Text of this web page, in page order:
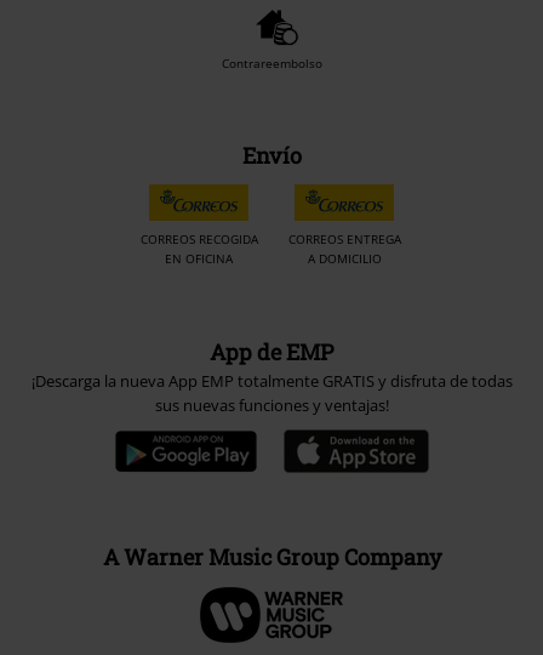
Contrareembolso
Envío
CORREOS RECOGIDA
EN OFICINA
CORREOS ENTREGA
A DOMICILIO
App de EMP
¡Descarga la nueva App EMP totalmente GRATIS y disfruta de todas
sus nuevas funciones y ventajas!
A Warner Music Group Company